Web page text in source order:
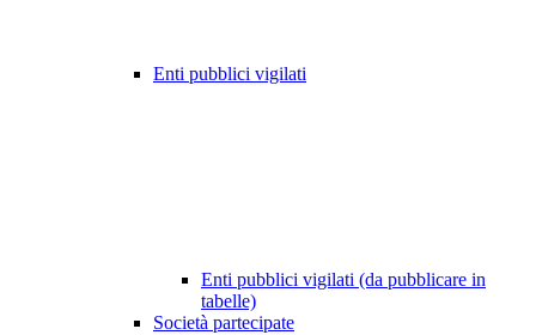
Enti pubblici vigilati
Enti pubblici vigilati (da pubblicare in
tabelle)
Società partecipate